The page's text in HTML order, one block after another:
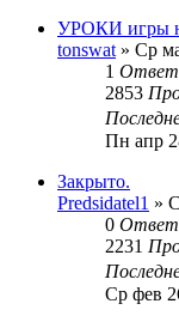
УРОКИ игры
tonswat » Ср
1
2853
Пн апр
Закрыто.
Predsidatel1 »
0
2231
Ср фев